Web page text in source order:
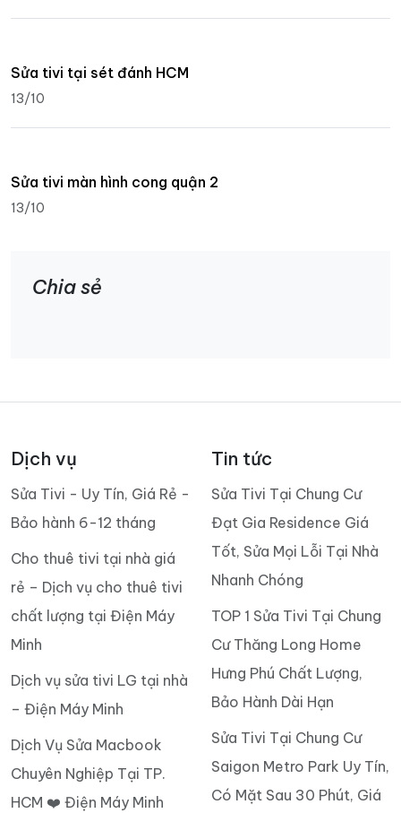
Sửa tivi tại sét đánh HCM
13/10
Sửa tivi màn hình cong quận 2
13/10
Chia sẻ
Dịch vụ
Sửa Tivi - Uy Tín, Giá Rẻ -
Bảo hành 6-12 tháng
Cho thuê tivi tại nhà giá
rẻ – Dịch vụ cho thuê tivi
chất lượng tại Điện Máy
Minh
Dịch vụ sửa tivi LG tại nhà
– Điện Máy Minh
Dịch Vụ Sửa Macbook
Chuyên Nghiệp Tại TP.
HCM ❤️ Điện Máy Minh
Tin tức
Sửa Tivi Tại Chung Cư
Đạt Gia Residence Giá
Tốt, Sửa Mọi Lỗi Tại Nhà
Nhanh Chóng
TOP 1 Sửa Tivi Tại Chung
Cư Thăng Long Home
Hưng Phú Chất Lượng,
Bảo Hành Dài Hạn
Sửa Tivi Tại Chung Cư
Saigon Metro Park Uy Tín,
Có Mặt Sau 30 Phút, Giá